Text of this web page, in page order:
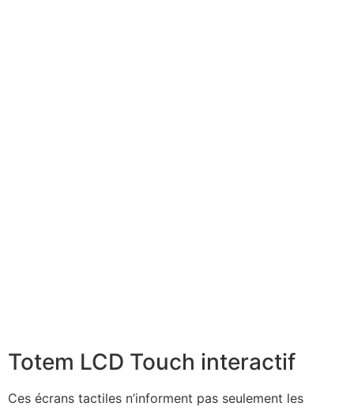
Totem LCD Touch interactif
Ces écrans tactiles n’informent pas seulement les